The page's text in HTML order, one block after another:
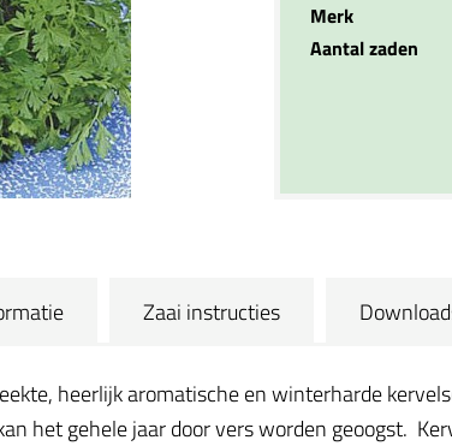
Merk
Aantal zaden
Zaai instructies
heerlijk aromatische en winterharde
het gehele jaar door vers worden geoogst.